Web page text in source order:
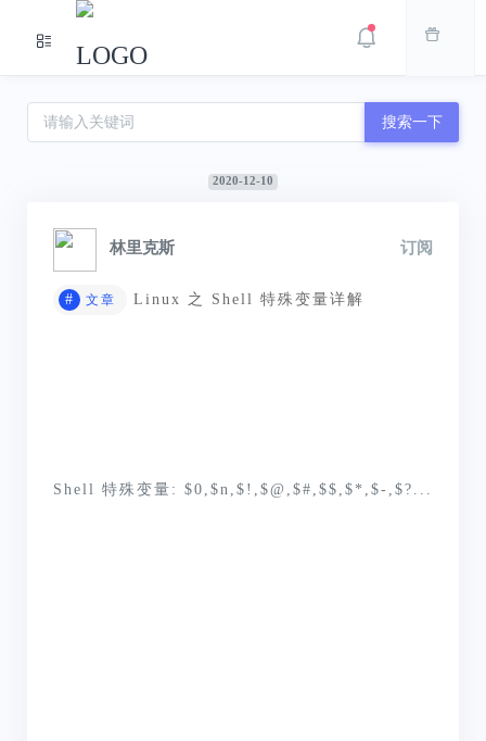
搜索一下
2020-12-10
林里克斯 订阅
# 文章 Linux 之 Shell 特殊变量详解
Shell 特殊变量: $0,$n,$!,$@,$#,$$,$*,$-,$?...